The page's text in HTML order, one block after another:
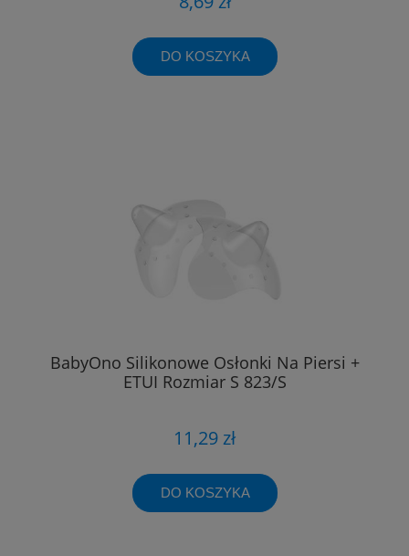
DO KOSZYKA
BabyOno Silikonowe Osłonki Na Piersi +
ETUI Rozmiar S 823/S
11,29 zł
DO KOSZYKA